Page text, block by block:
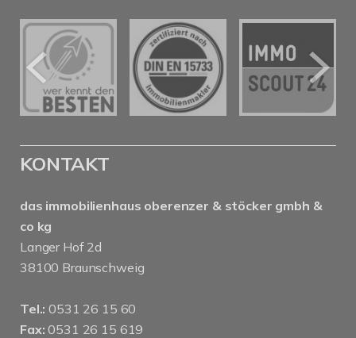
KONTAKT
das immobilienhaus oberenzer & stöcker gmbh &
co kg
Langer Hof 2d
38100 Braunschweig
Tel.: 0531 26 15 60
Fax: 0531 26 15 619